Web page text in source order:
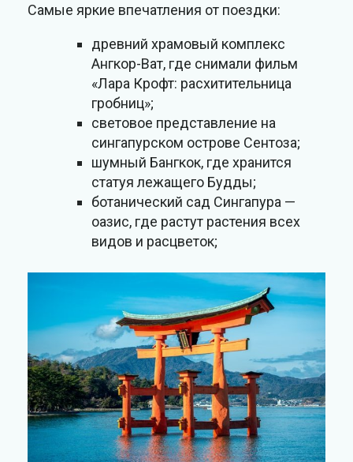
Самые яркие впечатления от поездки:
древний храмовый комплекс
Ангкор-Ват, где снимали фильм
«Лара Крофт: расхитительница
гробниц»;
световое представление на
сингапурском острове Сентоза;
шумный Бангкок, где хранится
статуя лежащего Будды;
ботанический сад Сингапура —
оазис, где растут растения всех
видов и расцветок;